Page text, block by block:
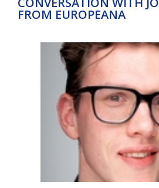
FROM EUROPEANA